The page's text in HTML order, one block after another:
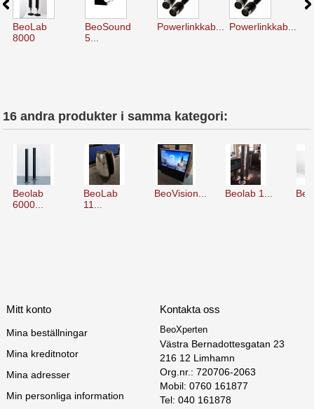
BeoLab
8000
BeoSound
5...
Powerlinkkab... Powerlinkkab...
16 andra produkter i samma kategori:
Beolab
6000...
BeoLab
11...
BeoVision... Beolab 1...
Mitt konto
Mina beställningar
Mina kreditnotor
Mina adresser
Min personliga information
Kontakta oss
BeoXperten
Västra Bernadottesgatan 23
216 12 Limhamn
Org.nr.: 720706-2063
Mobil: 0760 161877
Tel: 040 161878